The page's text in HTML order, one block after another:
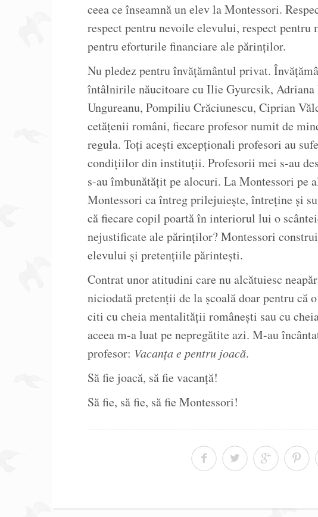
ceea ce înseamnă un elev la Montessori.
respect pentru nevoile elevului, respect
pentru eforturile financiare ale părinților.
Nu pledez pentru învățământul privat.
întâlnirile năucitoare cu Ilie Gyurcsik, Adriana
Ungureanu, Pompiliu Crăciunescu, Ciprian
cetățenii români, fiecare profesor numit de
regula. Toți acești excepționali profesori au
condițiilor din instituții. Profesorii mei s-au
s-au îmbunătățit pe alocuri. La Montessori pe
Montessori ca întreg prilejuiește, întreține și
că fiecare copil poartă în interiorul lui o
nejustificate ale părinților? Montessori
elevului și pretențiile părintești.
Contrat unor atitudini care nu alcătuiesc
niciodată pretenții de la școală doar pentru că
citi cu cheia mentalității românești sau cu
aceea m-a luat pe nepregătite azi. M-au
profesor: Vacanța e pentru joacă.
Să fie joacă, să fie vacanță!
Să fie, să fie, să fie Montessori!